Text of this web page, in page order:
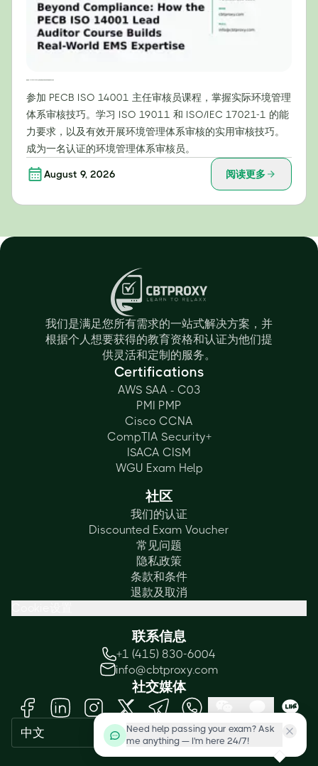
参加 PECB ISO 14001 主任审核员课程，掌握实际环境管理
体系审核技巧。学习 ISO 19011 和 ISO/IEC 17021-1 的能
力要求，以及有效开展环境管理体系审核的实用审核技巧。
成为一名认证的环境管理体系审核员。
August 9, 2026 阅读更多
我们是满足您所有需求的一站式解决方案，并
根据个人想要获得的教育资格和认证为他们提
供灵活和定制的服务。
Certifications
AWS SAA - C03
PMI PMP
Cisco CCNA
CompTIA Security+
ISACA CISM
WGU Exam Help
社区
我们的认证
Discounted Exam Voucher
常见问题
隐私政策
条款和条件
退款及取消
联系信息
+1 (415) 830-6004
info@cbtproxy.com
社交媒体
中文
Need help passing your exam? Ask
me anything — I'm here 24/7!